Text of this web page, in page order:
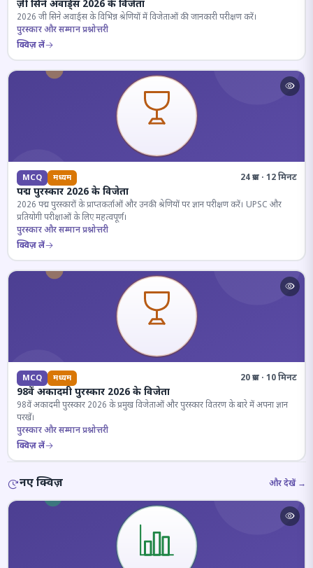
ज़ी सिने अवार्ड्स 2026 के विजेता
2026 जी सिने अवार्ड्स के विभिन्न श्रेणियों में विजेताओं की जानकारी परीक्षण करें।
पुरस्कार और सम्मान प्रश्नोत्तरी
क्विज़ लें
MCQ मध्यम 24 प्रश्न · 12 मिनट
पद्म पुरस्कार 2026 के विजेता
2026 पद्म पुरस्कारों के प्राप्तकर्ताओं और उनकी श्रेणियों पर ज्ञान परीक्षण करें। UPSC और
प्रतियोगी परीक्षाओं के लिए महत्वपूर्ण।
पुरस्कार और सम्मान प्रश्नोत्तरी
क्विज़ लें
MCQ मध्यम 20 प्रश्न · 10 मिनट
98वें अकादमी पुरस्कार 2026 के विजेता
98वें अकादमी पुरस्कार 2026 के प्रमुख विजेताओं और पुरस्कार वितरण के बारे में अपना ज्ञान
परखें।
पुरस्कार और सम्मान प्रश्नोत्तरी
क्विज़ लें
नए क्विज़ और देखें →